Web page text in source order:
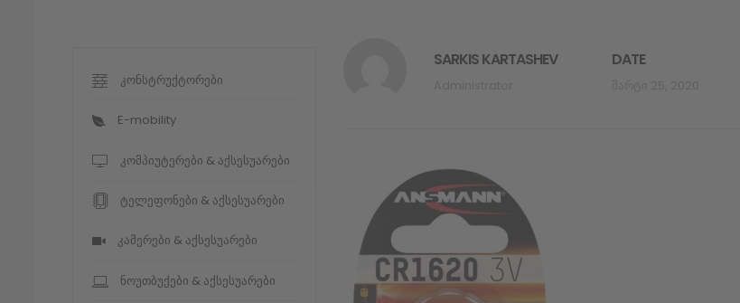
SARKIS KARTASHEV DATE
კონსტრუქტორები
E-mobility
კომპიუტერები & აქსესუარები
ტელეფონები & აქსესუარები
კამერები & აქსესუარები
ნოუთბუქები & აქსესუარები